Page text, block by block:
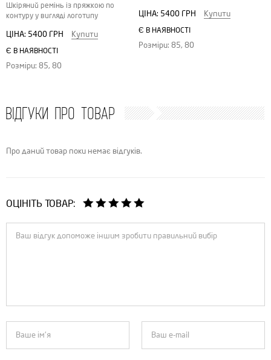
Шкіряний ремінь із пряжкою по
контуру у вигляді логотипу
ЦІНА: 5400 ГРН Купити
Є В НАЯВНОСТІ
Розміри: 85, 80
ЦІНА: 5400 ГРН Купити
Є В НАЯВНОСТІ
Розміри: 85, 80
ВІДГУКИ ПРО ТОВАР
Про даний товар поки немає відгуків.
ОЦІНІТЬ ТОВАР: